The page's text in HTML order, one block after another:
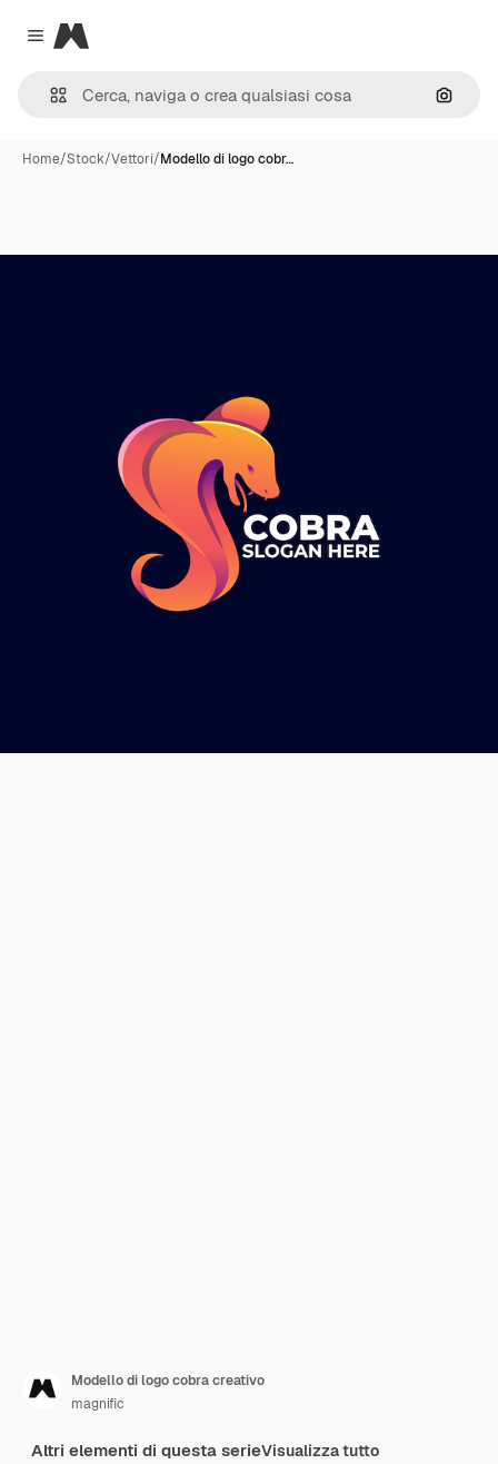
Close menu
Magnific
Cerca
Home/Stock/Vettori/Modello di logo cobr…
Modello di logo cobra creativo
magnific
Altri elementi di questa serieVisualizza tutto